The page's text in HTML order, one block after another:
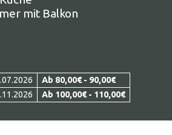
mit Balkon
Ab 80,00€ - 90,00€
Ab 100,00€ - 110,00€